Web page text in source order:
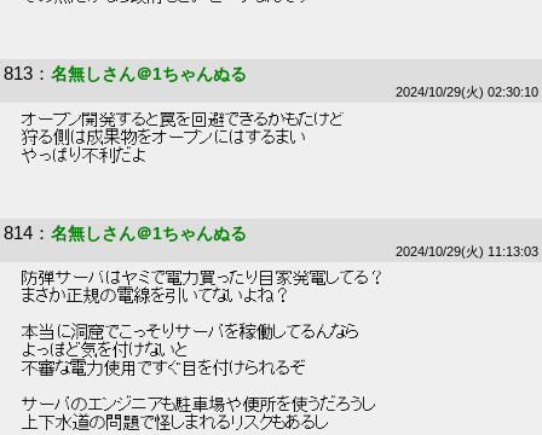
813 ： 名無しさん＠1ちゃんぬる
2024/10/29(火) 02:30:10
オープン開発すると罠を回避できるかもだけど
狩る側は成果物をオープンにはするまい
やっぱり不利だよ
814 ： 名無しさん＠1ちゃんぬる
2024/10/29(火) 11:13:03
防弾サーバはヤミで電力買ったり自家発電してる？
まさか正規の電線を引いてないよね？
本当に洞窟でこっそりサーバを稼働してるんなら
よっぽど気を付けないと
不審な電力使用ですぐ目を付けられるぞ
サーバのエンジニアも駐車場や便所を使うだろうし
上下水道の問題で怪しまれるリスクもあるし